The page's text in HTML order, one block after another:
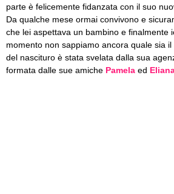
parte è felicemente fidanzata con il suo
Da qualche mese ormai convivono e
che lei aspettava un bambino e finalmente
momento non sappiamo ancora quale sia
del nascituro è stata svelata dalla sua
formata dalle sue amiche Pamela ed